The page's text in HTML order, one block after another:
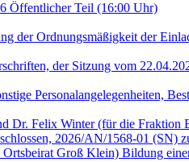
Öffentlicher Teil (16:00 Uhr)
der Ordnungsmäßigkeit der
der Sitzung vom
Personalangelegenheiten,
Dr. Felix Winter (für die
2026/AN/1568-01 (SN)
Groß Klein) Bildung